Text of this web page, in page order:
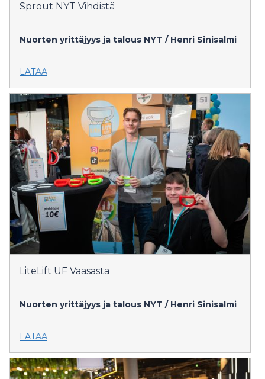
Sprout NYT Vihdistä
Nuorten yrittäjyys ja talous NYT / Henri Sinisalmi
LATAA
LiteLift UF Vaasasta
Nuorten yrittäjyys ja talous NYT / Henri Sinisalmi
LATAA